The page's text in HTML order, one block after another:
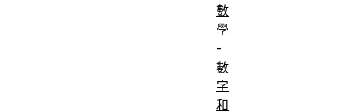
數
學
-
數
字
和